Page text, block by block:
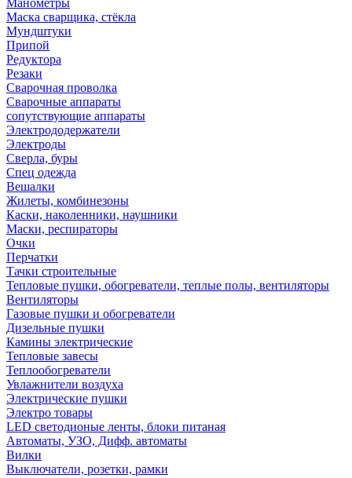
Манометры
Маска сварщика, стёкла
Мундштуки
Припой
Редуктора
Резаки
Сварочная проволка
Сварочные аппараты
сопутствующие аппараты
Электрододержатели
Электроды
Сверла, буры
Спец одежда
Вешалки
Жилеты, комбинезоны
Каски, наколенники, наушники
Маски, респираторы
Очки
Перчатки
Тачки строительные
Тепловые пушки, обогреватели, теплые полы, вентиляторы
Вентиляторы
Газовые пушки и обогреватели
Дизельные пушки
Камины электрические
Тепловые завесы
Теплообогреватели
Увлажнители воздуха
Электрические пушки
Электро товары
LED светодионые ленты, блоки питаная
Автоматы, УЗО, Дифф. автоматы
Вилки
Выключатели, розетки, рамки